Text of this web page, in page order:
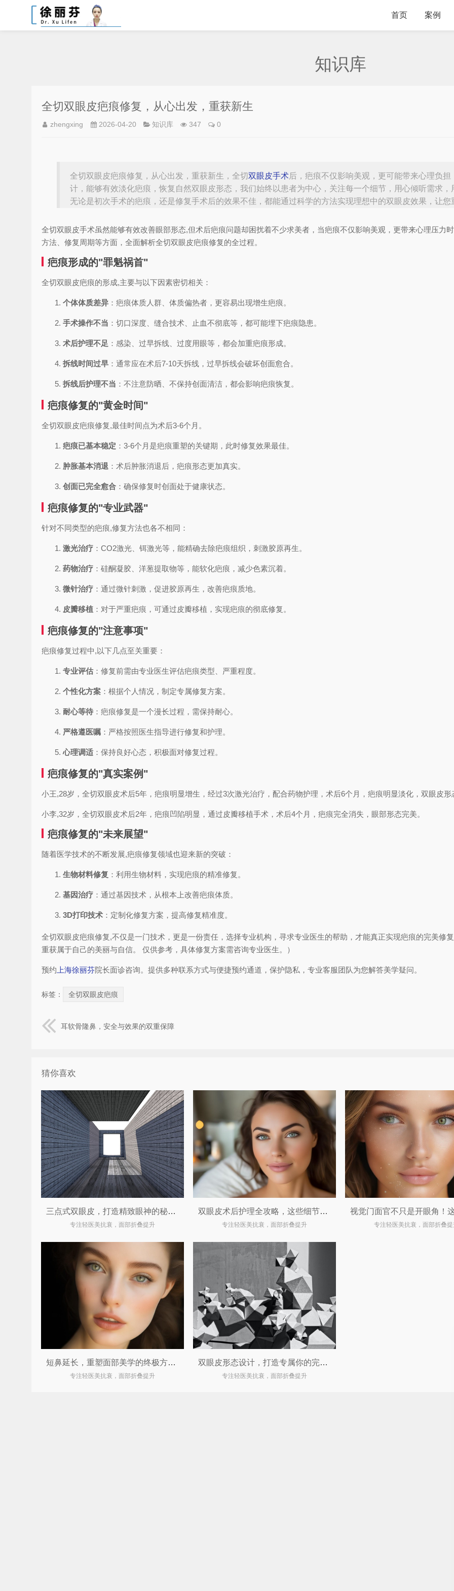
首页 案例
知识库
全切双眼皮疤痕修复，从心出发，重获新生
zhengxing 2026-04-20 知识库 347 0
全切双眼皮疤痕修复，从心出发，重获新生，全切双眼皮手术后，疤痕不仅影响美观，更可能带来心理负
计，能够有效淡化疤痕，恢复自然双眼皮形态，我们始终以患者为中心，关注每一个细节，用心倾听需求
无论是初次手术的疤痕，还是修复手术后的效果不佳，都能通过科学的方法实现理想中的双眼皮效果，让
全切双眼皮手术虽然能够有效改善眼部形态,但术后疤痕问题却困扰着不少求美者，当疤痕不仅影响美观，更带来心理压力
方法、修复周期等方面，全面解析全切双眼皮疤痕修复的全过程。
疤痕形成的"罪魁祸首"
全切双眼皮疤痕的形成,主要与以下因素密切相关：
个体体质差异 ：疤痕体质人群、体质偏热者，更容易出现增生疤痕。
手术操作不当 ：切口深度、缝合技术、止血不彻底等，都可能埋下疤痕隐患。
术后护理不足 ：感染、过早拆线、过度用眼等，都会加重疤痕形成。
拆线时间过早 ：通常应在术后7-10天拆线，过早拆线会破坏创面愈合。
拆线后护理不当 ：不注意防晒、不保持创面清洁，都会影响疤痕恢复。
疤痕修复的"黄金时间"
全切双眼皮疤痕修复,最佳时间点为术后3-6个月。
疤痕已基本稳定 ：3-6个月是疤痕重塑的关键期，此时修复效果最佳。
肿胀基本消退 ：术后肿胀消退后，疤痕形态更加真实。
创面已完全愈合 ：确保修复时创面处于健康状态。
疤痕修复的"专业武器"
针对不同类型的疤痕,修复方法也各不相同：
激光治疗 ：CO2激光、铒激光等，能精确去除疤痕组织，刺激胶原再生。
药物治疗 ：硅酮凝胶、洋葱提取物等，能软化疤痕，减少色素沉着。
微针治疗 ：通过微针刺激，促进胶原再生，改善疤痕质地。
皮瓣移植 ：对于严重疤痕，可通过皮瓣移植，实现疤痕的彻底修复。
疤痕修复的"注意事项"
疤痕修复过程中,以下几点至关重要：
专业评估 ：修复前需由专业医生评估疤痕类型、严重程度。
个性化方案 ：根据个人情况，制定专属修复方案。
耐心等待 ：疤痕修复是一个漫长过程，需保持耐心。
严格遵医嘱 ：严格按照医生指导进行修复和护理。
心理调适 ：保持良好心态，积极面对修复过程。
疤痕修复的"真实案例"
小王,28岁，全切双眼皮术后5年，疤痕明显增生，经过3次激光治疗，配合药物护理，术后6个月，疤痕明显淡化，双眼皮形
小李,32岁，全切双眼皮术后2年，疤痕凹陷明显，通过皮瓣移植手术，术后4个月，疤痕完全消失，眼部形态完美。
疤痕修复的"未来展望"
随着医学技术的不断发展,疤痕修复领域也迎来新的突破：
生物材料修复 ：利用生物材料，实现疤痕的精准修复。
基因治疗 ：通过基因技术，从根本上改善疤痕体质。
3D打印技术 ：定制化修复方案，提高修复精准度。
全切双眼皮疤痕修复,不仅是一门技术，更是一份责任，选择专业机构，寻求专业医生的帮助，才能真正实现疤痕的完美修
重获属于自己的美丽与自信。 仅供参考，具体修复方案需咨询专业医生。）
预约 上海徐丽芬院长面诊咨询。提供多种联系方式与便捷预约通道，保护隐私，专业客服团队为您解答美学疑问。
标签： 全切双眼皮疤痕
耳软骨隆鼻，安全与效果的双重保障
猜你喜欢
三点式双眼皮，打造精致眼神的秘密武器
专注轻医美抗衰，面部折叠提升
双眼皮术后护理全攻略，这些细节你一定要知道！
专注轻医美抗衰，面部折叠提升 专注轻医美抗衰，面部折叠
短鼻延长，重塑面部美学的终极方案！
专注轻医美抗衰，面部折叠提升
双眼皮形态设计，打造专属你的完美眼眸
专注轻医美抗衰，面部折叠提升